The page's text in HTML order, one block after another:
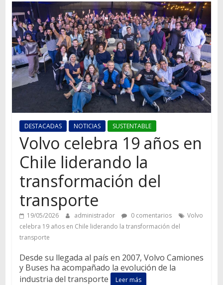
información
del
mundo
del
transporte
DESTACADAS NOTICIAS SUSTENTABLE
Volvo celebra 19 años en
Chile liderando la
transformación del
transporte
19/05/2026 administrador 0 comentarios
Volvo
celebra 19 años en Chile liderando la transformación del
transporte
Desde su llegada al país en 2007, Volvo Camiones
y Buses ha acompañado la evolución de la
industria del transporte
Leer más